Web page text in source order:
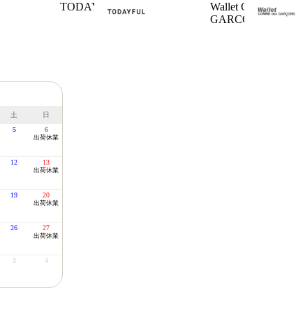
TODAYFUL
Wallet COMME des
GARCONS
土
日
5 6
出荷休業
12 13
出荷休業
19 20
出荷休業
26 27
出荷休業
3 4